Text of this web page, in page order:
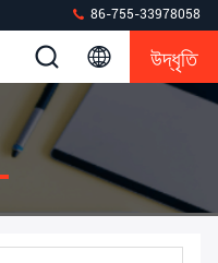
86-755-33978058
উদ্ধৃতি